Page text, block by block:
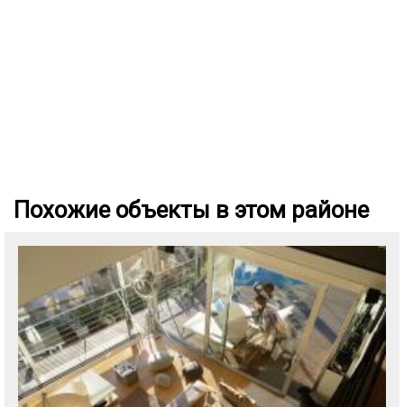
Похожие объекты в этом районе